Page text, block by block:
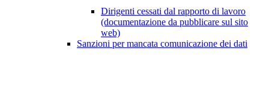
Dirigenti cessati dal rapporto di lavoro
(documentazione da pubblicare sul sito
web)
Sanzioni per mancata comunicazione dei dati